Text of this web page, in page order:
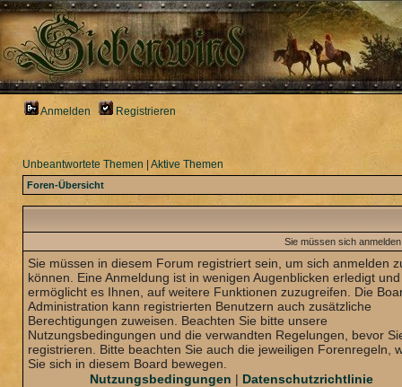
Anmelden Registrieren
Unbeantwortete Themen Aktive Themen
Foren-Übersicht
Sie müssen sich
Sie müssen in diesem Forum registriert sein, um sich anmelden
können. Eine Anmeldung ist in wenigen Augenblicken erledigt und
ermöglicht es Ihnen, auf weitere Funktionen zuzugreifen. Die
Administration kann registrierten Benutzern auch zusätzliche
Berechtigungen zuweisen. Beachten Sie bitte unsere
Nutzungsbedingungen und die verwandten Regelungen, bevor
registrieren. Bitte beachten Sie auch die jeweiligen Forenregeln,
Sie sich in diesem Board bewegen.
Nutzungsbedingungen | Datenschutzrichtlinie